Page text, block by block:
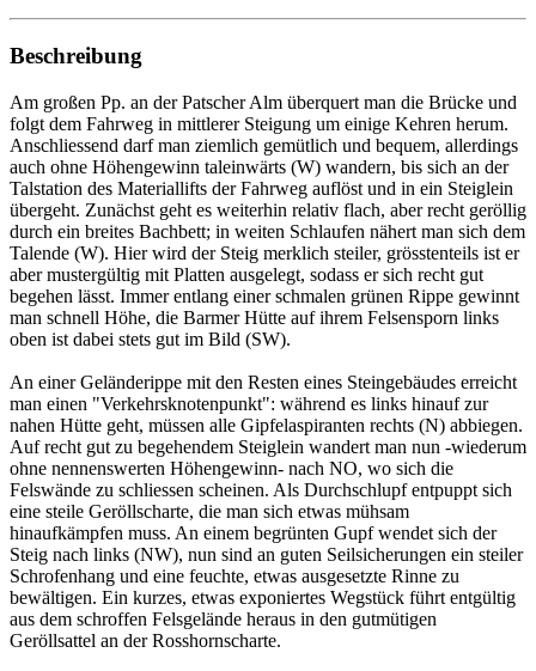
Beschreibung
Am großen Pp. an der Patscher Alm überquert man die Brücke und
folgt dem Fahrweg in mittlerer Steigung um einige Kehren herum.
Anschliessend darf man ziemlich gemütlich und bequem, allerdings
auch ohne Höhengewinn taleinwärts (W) wandern, bis sich an der
Talstation des Materiallifts der Fahrweg auflöst und in ein Steiglein
übergeht. Zunächst geht es weiterhin relativ flach, aber recht geröllig
durch ein breites Bachbett; in weiten Schlaufen nähert man sich dem
Talende (W). Hier wird der Steig merklich steiler, grösstenteils ist er
aber mustergültig mit Platten ausgelegt, sodass er sich recht gut
begehen lässt. Immer entlang einer schmalen grünen Rippe gewinnt
man schnell Höhe, die Barmer Hütte auf ihrem Felsensporn links
oben ist dabei stets gut im Bild (SW).
An einer Geländerippe mit den Resten eines Steingebäudes erreicht
man einen "Verkehrsknotenpunkt": während es links hinauf zur
nahen Hütte geht, müssen alle Gipfelaspiranten rechts (N) abbiegen.
Auf recht gut zu begehendem Steiglein wandert man nun -wiederum
ohne nennenswerten Höhengewinn- nach NO, wo sich die
Felswände zu schliessen scheinen. Als Durchschlupf entpuppt sich
eine steile Geröllscharte, die man sich etwas mühsam
hinaufkämpfen muss. An einem begrünten Gupf wendet sich der
Steig nach links (NW), nun sind an guten Seilsicherungen ein steiler
Schrofenhang und eine feuchte, etwas ausgesetzte Rinne zu
bewältigen. Ein kurzes, etwas exponiertes Wegstück führt entgültig
aus dem schroffen Felsgelände heraus in den gutmütigen
Geröllsattel an der Rosshornscharte.